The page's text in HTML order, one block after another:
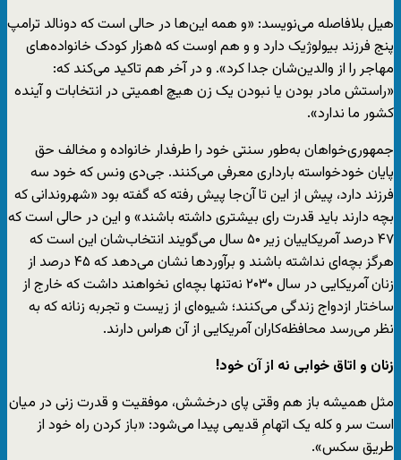
هیل بلافاصله می‌نویسد: «و همه‌ این‌ها در حالی است که دونالد ترامپ
پنج فرزند بیولوژیک دارد و و هم اوست که ۵هزار کودک خانواده‌های
مهاجر را از والدین‌شان جدا کرد». و در آخر هم تاکید می‌‌کند که:
«راستش مادر بودن یا نبودن یک زن هیچ اهمیتی در انتخابات و آینده‌
کشور ما ندارد».
جمهوری‌خواهان به‌طور سنتی خود را طرفدار خانواده و مخالف حق
پایان خودخواسته بارداری معرفی می‌کنند. جی‌‌دی ونس که خود سه
فرزند دارد، پیش از این تا آن‌جا پیش رفته که گفته بود «شهروندانی که
بچه دارند باید قدرت رای بیشتری داشته باشند» و این در حالی است که
۴۷ درصد آمریکاییان زیر ۵۰ سال می‌گویند انتخاب‌شان این است که
هرگز بچه‌ای نداشته باشند و برآوردها نشان می‌دهد که ۴۵ درصد از
زنان آمریکایی در سال ۲۰۳۰ نه‌تنها بچه‌ای نخواهند داشت که خارج از
ساختار ازدواج زندگی می‌کنند؛ شیوه‌ای از زیست و تجربه‌ زنانه که به
نظر می‌رسد محافظه‌کاران آمریکایی از آن هراس دارند.
زنان و اتاق خوابی نه از آن خود!
مثل همیشه باز هم وقتی پای درخشش، موفقیت و قدرت زنی در میان
است سر و کله‌ یک اتهامِ قدیمی پیدا می‌شود: «باز کردن راه خود از
طریق سکس».